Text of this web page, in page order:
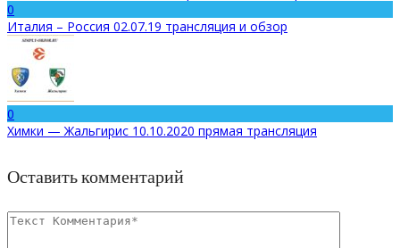
0
Италия – Россия 02.07.19 трансляция и обзор
0
Химки — Жальгирис 10.10.2020 прямая трансляция
Оставить комментарий